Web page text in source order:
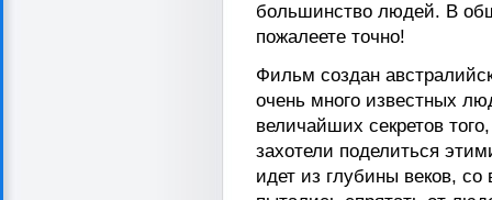
большинство людей. В
пожалеете точно!
Фильм создан
очень много известных
величайших секретов
захотели поделиться
идет из глубины веков, со